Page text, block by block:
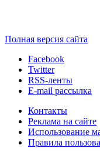
Полная версия сайта
Facebook
Twitter
RSS-ленты
E-mail рассылка
Контакты
Реклама на сайте
Использование
Правила